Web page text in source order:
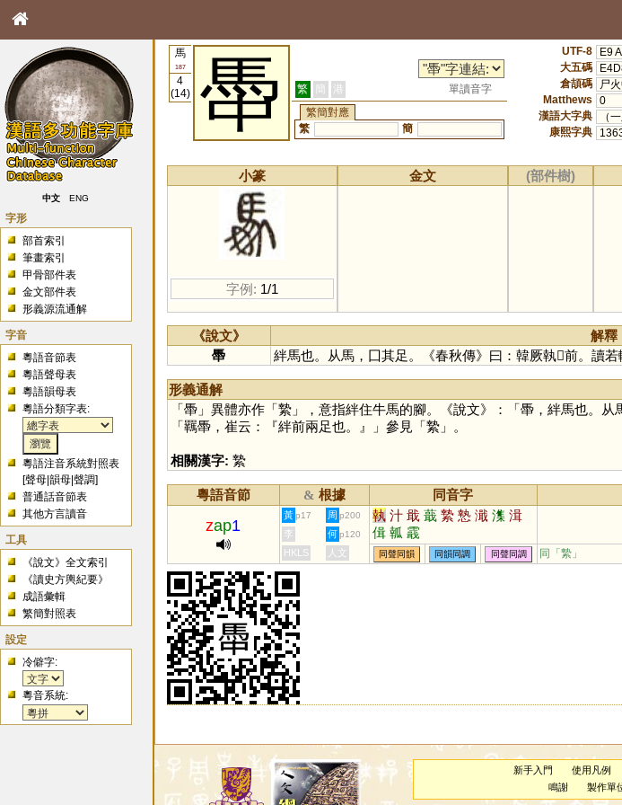
中文 ENG
字形
部首索引
筆畫索引
甲骨部件表
金文部件表
形義源流通解
字音
粵語音節表
粵語聲母表
粵語韻母表
粵語分類字表:
粵語注音系統對照表
[聲母 |韻母 |聲調]
普通話音節表
其他方言讀音
工具
《說文》全文索引
《讀史方輿紀要》
成語彙輯
繁簡對照表
設定
冷僻字:
粵音系統:
馬
187
4
(14)
馽 繁 簡 港
單讀音字
繁簡對應
繁
簡
UTF-8
E9
大五碼
倉頡碼
尸
Matthews
0
漢語大字典
（
康熙字典
小篆
字例: 1/1
金文 (部件樹)
《說文》 解釋
馽
絆馬也。从馬，囗其足。《春秋傳》曰：韓厥執𩡳前。讀若
形義通解
「馽」異體亦作「縶」，意指絆住牛馬的腳。《說文》：「馽，絆馬也。
「羈馽，崔云：『絆前兩足也。』」參見「縶」。
相關漢字: 縶
粵語音節 & 根據 同音字
zap1
黃 p17 周 p200 執 汁 戢 蕺 縶 慹 濈 潗 湒
偮 瓡 霵
李 何 p120
HKLS 人文 同聲同韻 同韻同調 同聲同調 同「縶 」
新手入門 使用凡例
鳴謝
製作單